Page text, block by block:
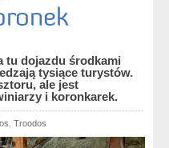
tu dojazdu środkami
tysiące turystów.
ale jest
i koronkarek.
Troodos